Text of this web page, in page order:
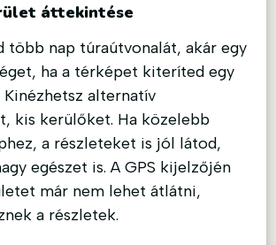
áttekintése
több nap túraútvonalát, akár egy
ha a térképet kiteríted egy
Kinézhetsz alternatív
kis kerülőket. Ha közelebb
a részleteket is jól látod,
egészet is. A GPS kijelzőjén
már nem lehet átlátni,
a részletek.